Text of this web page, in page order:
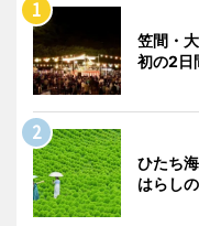
笠間・
初の2日
ひたち
はらし